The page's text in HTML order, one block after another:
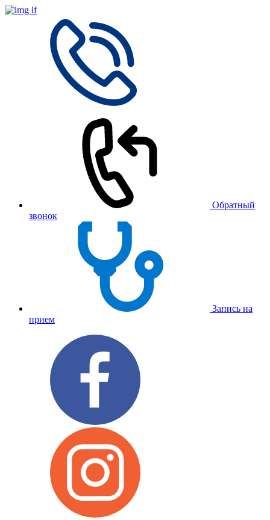
Обратный
звонок
Запись на
прием